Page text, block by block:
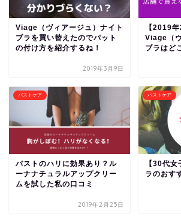
Viage（ヴィアージュ）ナイト
ブラを買い替えたのでパット
の付け方を紹介するね！
2019年3月9日
【2019
Viage（
ブラはど
バストケア
バストのハリに効果あり？ル
ーナナチュラルアップクリー
ムを試した私の口コミ
2019年2月25日
バストケア
【30代
ラのおす